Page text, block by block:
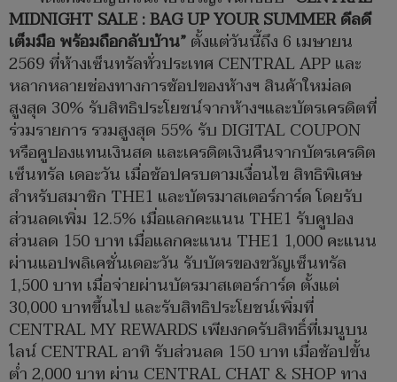
MIDNIGHT SALE : BAG UP YOUR SUMMER ดีลดี
เต็มมือ พร้อมถือกลับบ้าน”ตั้งแต่วันนี้ถึง 6 เมษายน
2569 ที่ห้างเซ็นทรัลทั่วประเทศ CENTRAL APP และ
หลากหลายช่องทางการช้อปของห้างฯ สินค้าใหม่ลด
สูงสุด 30% รับสิทธิประโยชน์จากห้างฯและบัตรเครดิตที่
ร่วมรายการ รวมสูงสุด 55% รับ DIGITAL COUPON
หรือคูปองแทนเงินสด และเครดิตเงินคืนจากบัตรเครดิต
เซ็นทรัล เดอะวัน เมื่อช้อปครบตามเงื่อนไข สิทธิพิเศษ
สำหรับสมาชิก THE1 และบัตรมาสเตอร์การ์ด โดยรับ
ส่วนลดเพิ่ม 12.5% เมื่อแลกคะแนน THE1 รับคูปอง
ส่วนลด 150 บาท เมื่อแลกคะแนน THE1 1,000 คะแนน
ผ่านแอปพลิเคชั่นเดอะวัน รับบัตรของขวัญเซ็นทรัล
1,500 บาท เมื่อจ่ายผ่านบัตรมาสเตอร์การ์ด ตั้งแต่
30,000 บาทขึ้นไป และรับสิทธิประโยชน์เพิ่มที่
CENTRAL MY REWARDS เพียงกดรับสิทธิ์ที่เมนูบน
ไลน์ CENTRAL อาทิ รับส่วนลด 150 บาท เมื่อช้อปขั้น
ต่ำ 2,000 บาท ผ่าน CENTRAL CHAT & SHOP ทาง